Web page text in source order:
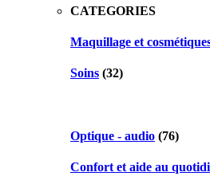
CATEGORIES
Maquillage et
Soins (32)
Optique - audio (76)
Confort et aide au